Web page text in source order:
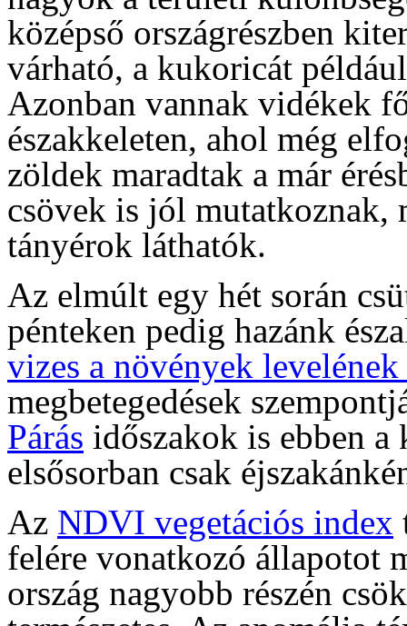
középső országrészben
várható, a kukoricát
Azonban vannak vidékek
északkeleten, ahol még
zöldek maradtak a már
csövek is jól mutatkoznak,
tányérok láthatók.
Az elmúlt egy hét során
pénteken pedig hazánk
vizes a növények
megbetegedések
Párás időszakok is ebben
elsősorban csak
Az NDVI vegetációs index
felére vonatkozó állapotot
ország nagyobb részén